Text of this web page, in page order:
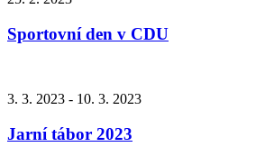
Sportovní den v CDU
3. 3. 2023 - 10. 3. 2023
Jarní tábor 2023